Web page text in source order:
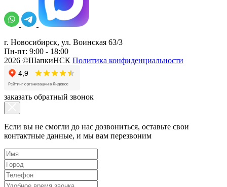
г. Новосибирск, ул. Воинская 63/3
Пн-пт: 9:00 - 18:00
2026 ©ШапкиНСК Политика конфиденциальности
заказать обратный звонок
Если вы не смогли до нас дозвониться, оставьте свои
контактные данные, и мы вам перезвоним